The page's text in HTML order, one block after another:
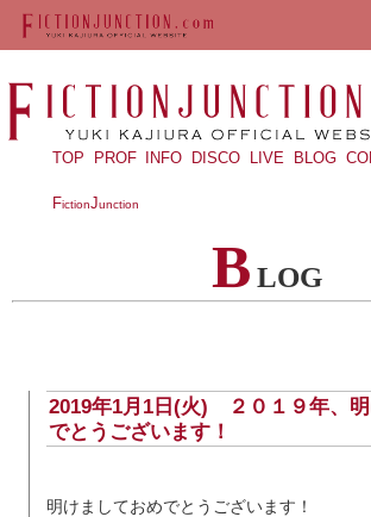
TOP PROF INFO DISCO LIVE BLOG
FictionJunction
B LOG
2019年1月1日(火) ２０１９年、
でとうございます！
明けましておめでとうございます！